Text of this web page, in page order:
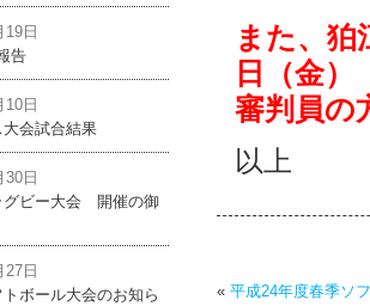
また、狛
日（金
審判員の
以上
« 平成24年度春季ソ
日
告
日
会試合結果
日
グビー大会 開催の御
日
ボール大会のお知ら